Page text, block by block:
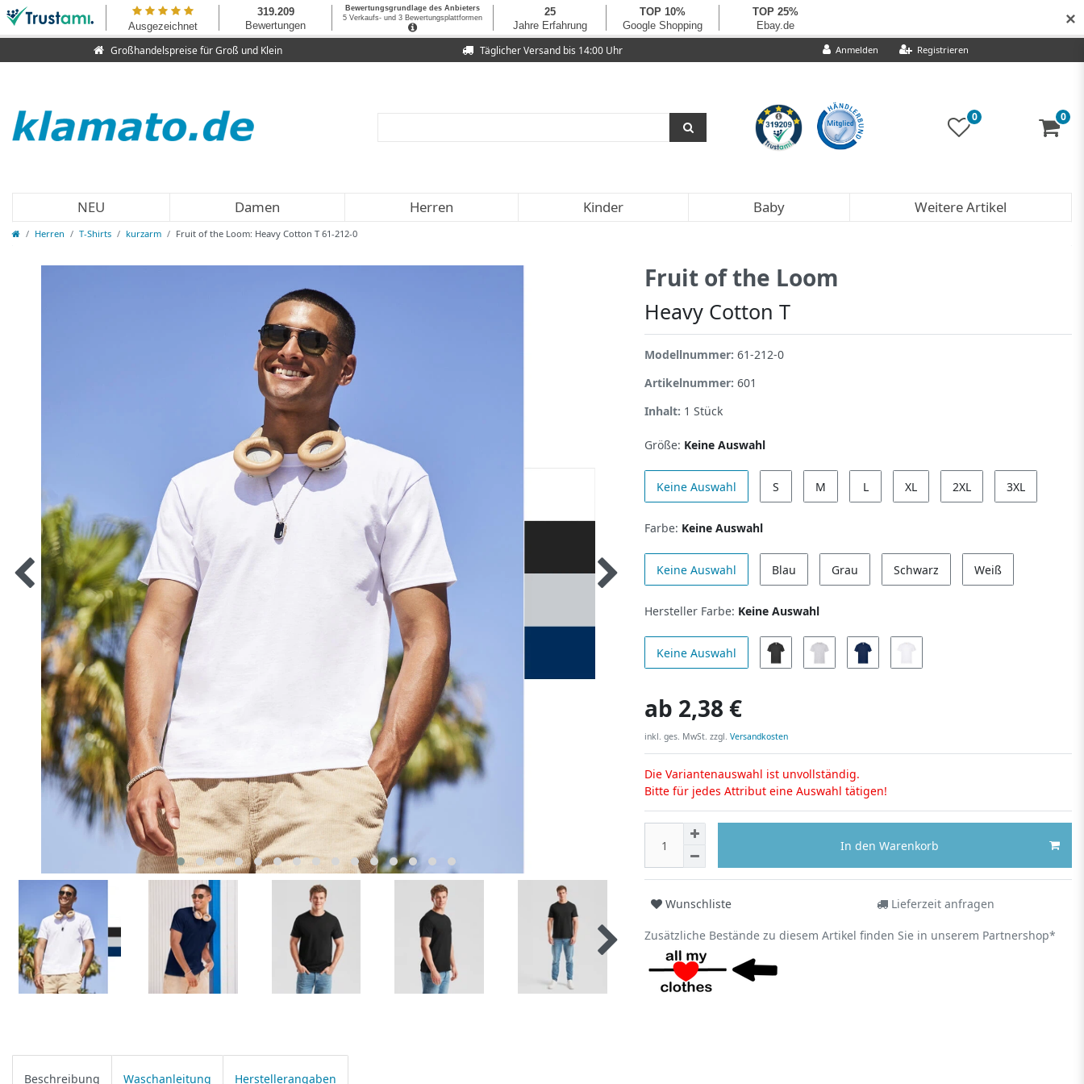
Anmelden Registrieren
Täglicher Versand bis 14:00 Uhr
Großhandelspreise für Groß und Klein
0 0
NEU Damen Herren Kinder Baby Weitere Artikel
Herren T-Shirts kurzarm Fruit of the Loom: Heavy Cotton T 61-212-0
Fruit of the Loom
Heavy Cotton T
Modellnummer: 61-212-0
Artikelnummer: 601
Inhalt: 1 Stück
Größe: Keine Auswahl
Keine Auswahl S M L XL 2XL 3XL
Farbe: Keine Auswahl
Keine Auswahl Blau Grau Schwarz Weiß
Hersteller Farbe: Keine Auswahl
Keine Auswahl
ab 2,38 €
inkl. ges. MwSt. zzgl. Versandkosten
Die Variantenauswahl ist unvollständig.
Bitte für jedes Attribut eine Auswahl tätigen!
In den Warenkorb
Wunschliste Lieferzeit anfragen
Zusätzliche Bestände zu diesem Artikel finden Sie in unserem Partnershop*
Beschreibung Waschanleitung Herstellerangaben
✕